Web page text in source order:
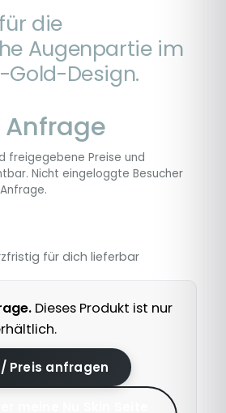
die
Augenpartie im
Gold-Design.
Anfrage
freigegebene Preise und
Nicht eingeloggte Besucher
für dich lieferbar
Dieses Produkt ist nur
Preis anfragen